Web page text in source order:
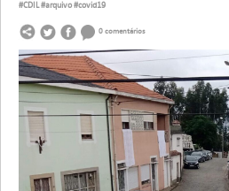
#CDIL#arquivo #covid19
0 comentários